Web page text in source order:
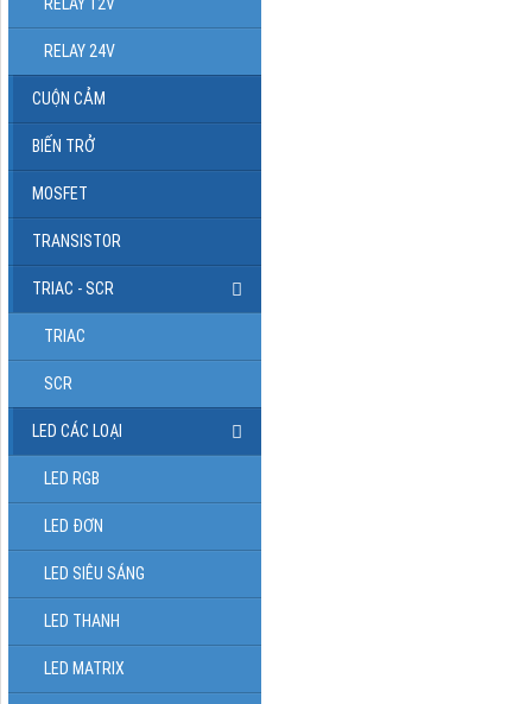
RELAY 24V
CUỘN CẢM
BIẾN TRỞ
MOSFET
TRANSISTOR
TRIAC - SCR
TRIAC
SCR
LED CÁC LOẠI
LED RGB
LED ĐƠN
LED SIÊU SÁNG
LED THANH
LED MATRIX